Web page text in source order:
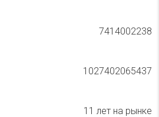
7414002238
1027402065437
11 лет на рынке